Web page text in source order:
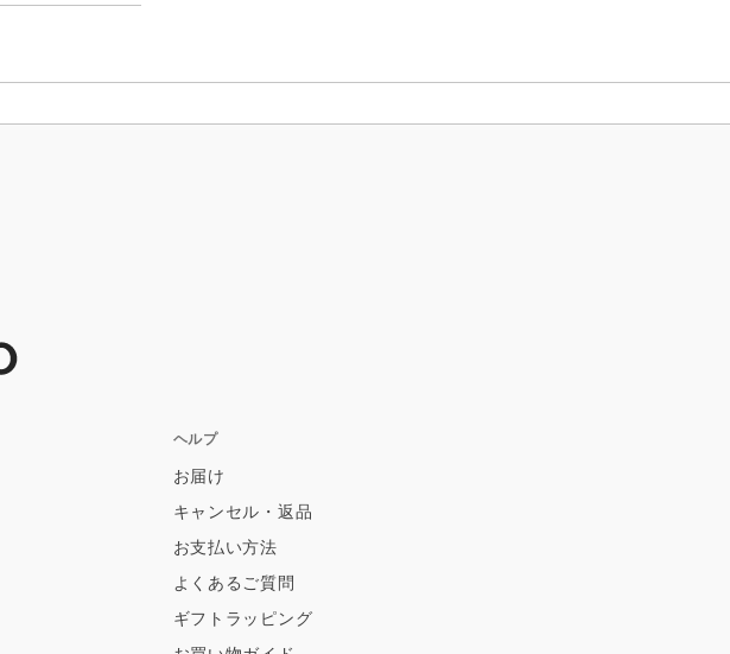
ヘルプ
お届け
キャンセル・返品
お支払い方法
よくあるご質問
ギフトラッピング